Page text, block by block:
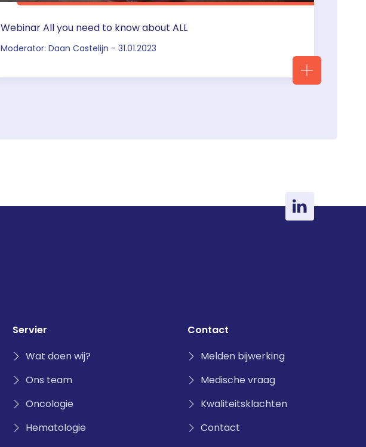
Webinar All you need to know about ALL
Moderator: Daan Castelijn - 31.01.2023
Servier
Wat doen wij?
Ons team
Oncologie
Hematologie
Contact
Melden bijwerking
Medische vraag
Kwaliteitsklachten
Contact